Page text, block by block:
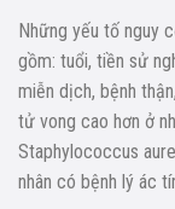
Những yếu tố nguy
gồm: tuổi, tiền sử
miễn dịch, bệnh
tử vong cao hơn ở
Staphylococcus
nhân có bệnh lý ác